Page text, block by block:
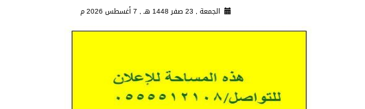
الجمعة , 23 صفر 1448 هـ , 7 أغسطس 2026 م